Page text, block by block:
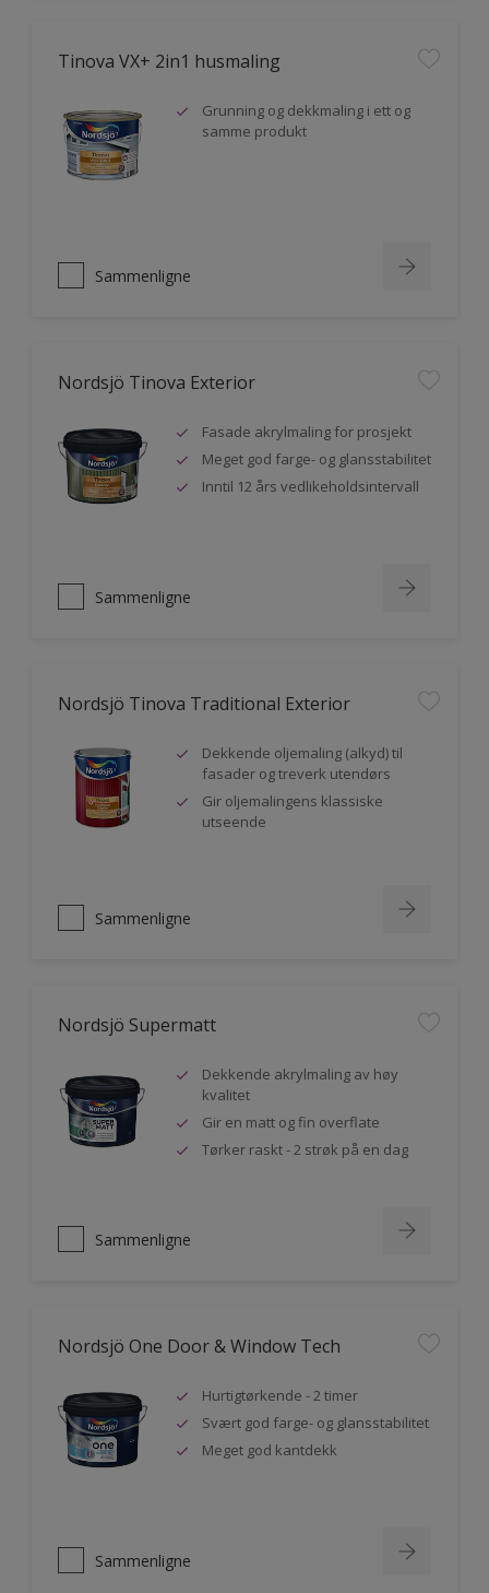
Tinova VX+ 2in1 husmaling
Grunning og dekkmaling i ett og
samme produkt
Sammenligne
Nordsjö Tinova Exterior
Fasade akrylmaling for prosjekt
Meget god farge- og glansstabilitet
Inntil 12 års vedlikeholdsintervall
Sammenligne
Nordsjö Tinova Traditional Exterior
Dekkende oljemaling (alkyd) til
fasader og treverk utendørs
Gir oljemalingens klassiske
utseende
Sammenligne
Nordsjö Supermatt
Dekkende akrylmaling av høy
kvalitet
Gir en matt og fin overflate
Tørker raskt - 2 strøk på en dag
Sammenligne
Nordsjö One Door & Window Tech
Hurtigtørkende - 2 timer
Svært god farge- og glansstabilitet
Meget god kantdekk
Sammenligne